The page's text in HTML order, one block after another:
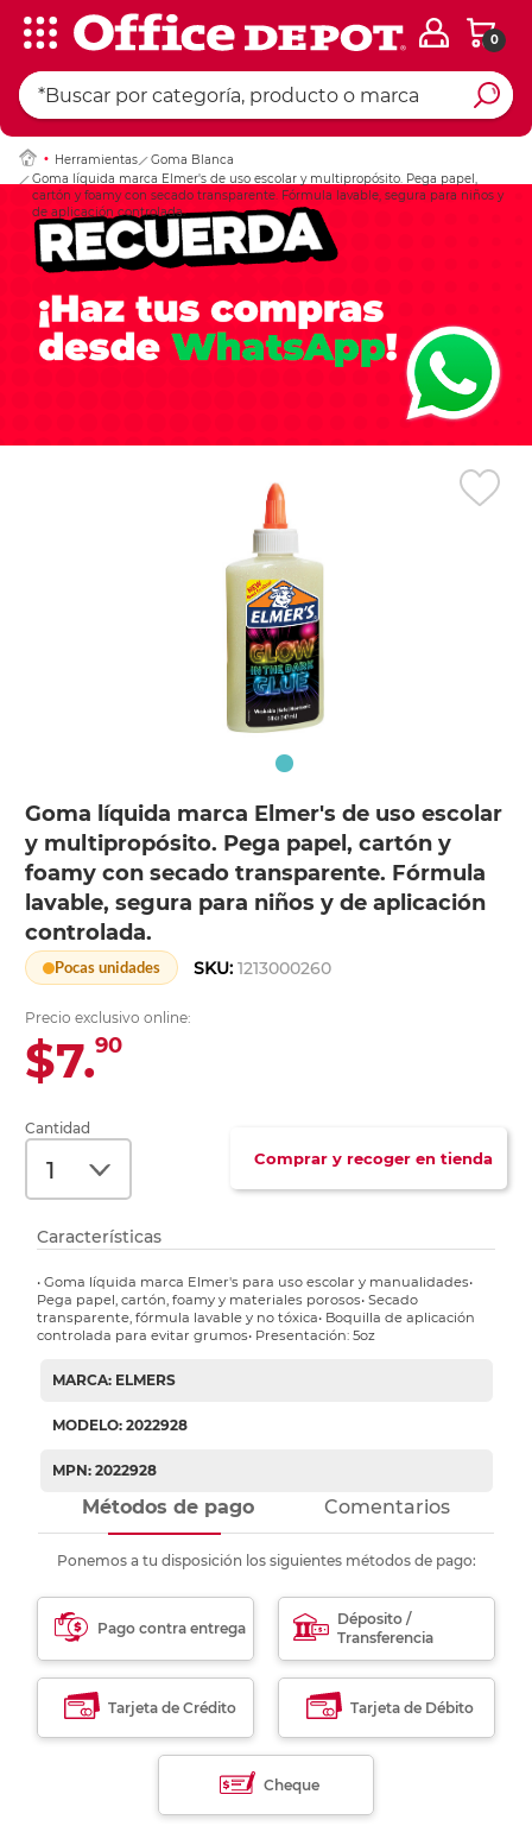
0
Herramientas
Goma Blanca
Goma líquida marca Elmer's de uso escolar y multipropósito. Pega papel,
cartón y foamy con secado transparente. Fórmula lavable, segura para niños y
de aplicación controlada.
Goma líquida marca Elmer's de uso escolar
y multipropósito. Pega papel, cartón y
foamy con secado transparente. Fórmula
lavable, segura para niños y de aplicación
controlada.
Pocas unidades SKU:1213000260
Precio exclusivo online:
$7.90
Cantidad
Comprar y recoger en tienda
Ingresar Codigo
Características
• Goma líquida marca Elmer's para uso escolar y manualidades•
Pega papel, cartón, foamy y materiales porosos• Secado
transparente, fórmula lavable y no tóxica• Boquilla de aplicación
controlada para evitar grumos• Presentación: 5oz
MARCA: ELMERS
MODELO: 2022928
MPN: 2022928
Métodos de pago Comentarios
Ponemos a tu disposición los siguientes métodos de pago:
Pago contra entrega
Déposito /
Transferencia
Tarjeta de Crédito Tarjeta de Débito
Cheque